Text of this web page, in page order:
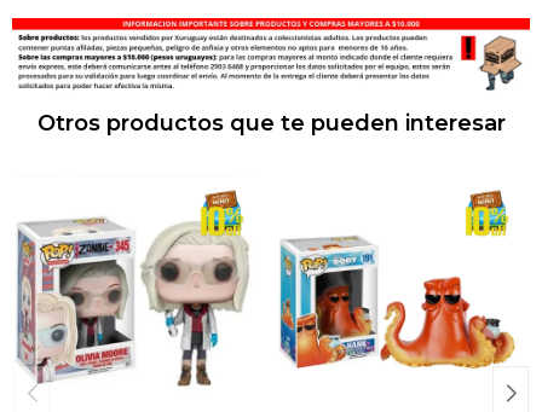
Otros productos que te pueden interesar